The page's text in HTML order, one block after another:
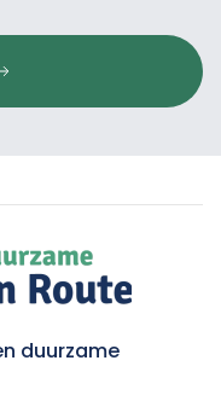
duurzame